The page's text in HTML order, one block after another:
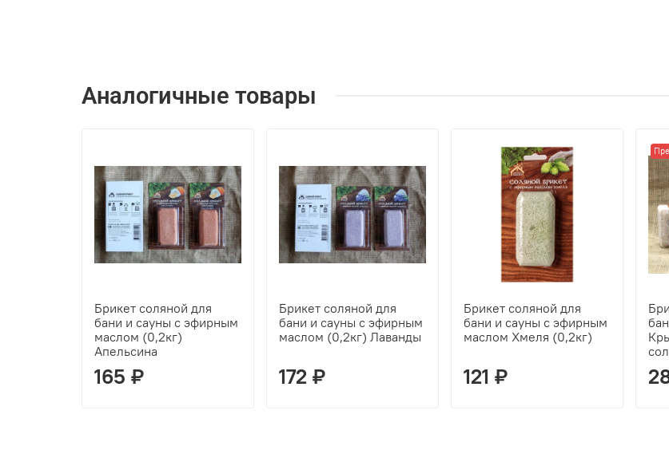
Аналогичные товары
Брикет соляной для
бани и сауны с эфирным
маслом (0,2кг)
Апельсина
165 ₽
Брикет соляной для
бани и сауны с эфирным
маслом (0,2кг) Лаванды
172 ₽
Брикет соляной для
бани и сауны с эфирным
маслом Хмеля (0,2кг)
121 ₽